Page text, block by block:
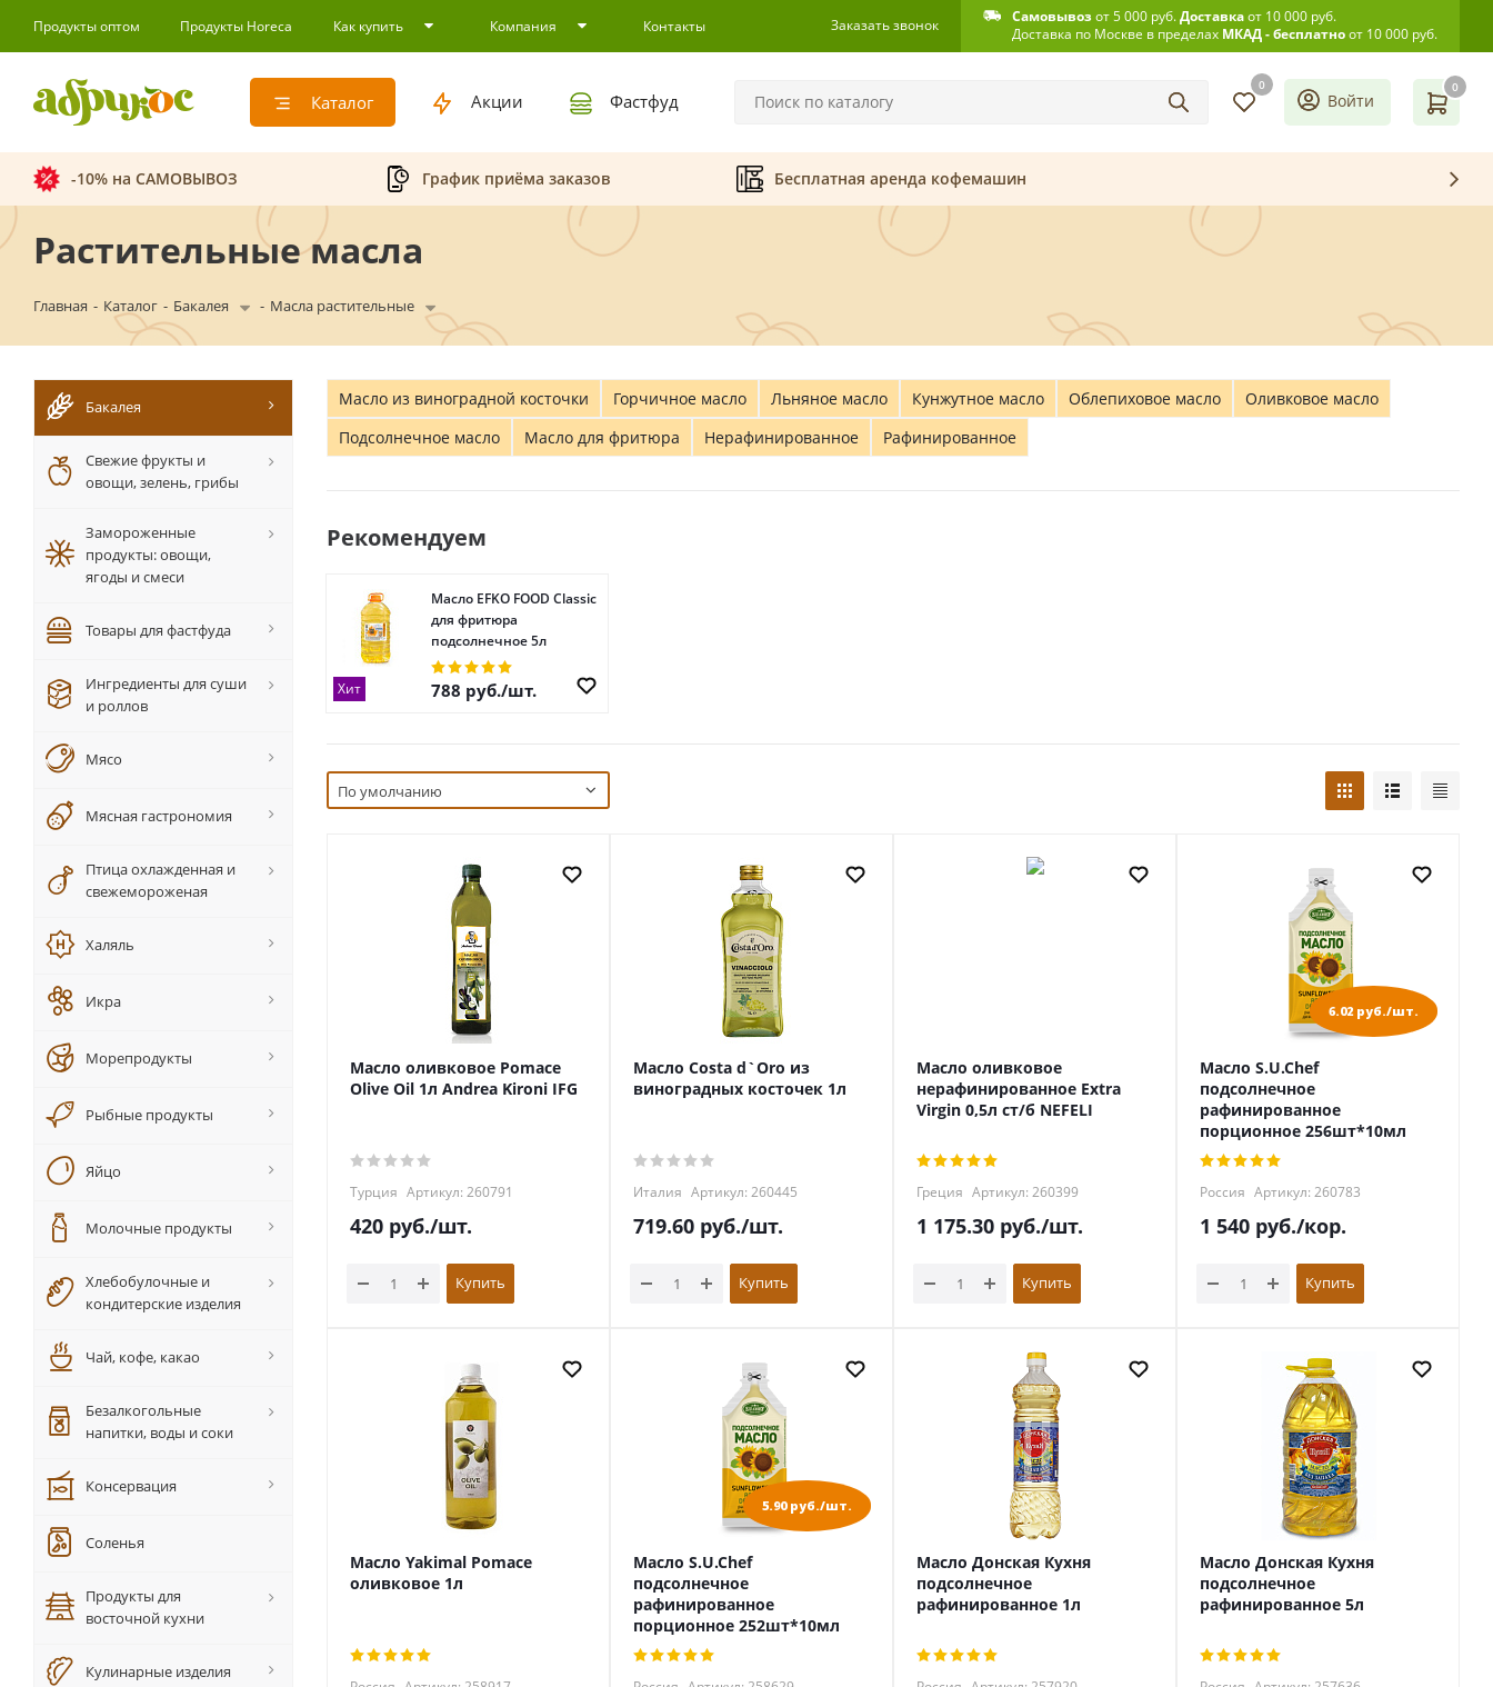
Продукты оптом Продукты Horeca Как купить Компания Контакты Заказать звонок Самовывозот 5 000 руб.Доставкаот 10 000 руб.
Доставка по Москве в пределах МКАД - бесплатноот 10 000 руб.
Каталог Акции Фастфуд
0 0
Войти
-10% на САМОВЫВОЗ График приёма заказов Бесплатная аренда кофемашин
Растительные масла
Главная - Каталог - Бакалея - Масла растительные
Масло из виноградной косточки Горчичное масло Льняное масло Кунжутное масло Облепиховое масло
Оливковое масло
Подсолнечное масло
Масло для фритюра Нерафинированное Рафинированное
Рекомендуем
Хит
Масло EFKO FOOD Classic
для фритюра
подсолнечное 5л
788 руб./шт.
По умолчанию
Масло оливковое Pomace
Olive Oil 1л Andrea Kironi IFG
Турция Артикул: 260791
420 руб./шт.
Купить
Масло Costa d`Oro из
виноградных косточек 1л
Италия Артикул: 260445
719.60 руб./шт.
Купить
Масло оливковое
нерафинированное Extra
Virgin 0,5л cт/б NEFELI
Греция Артикул: 260399
1 175.30 руб./шт.
Купить
6.02 руб./шт.
Масло S.U.Chef
подсолнечное
рафинированное
порционное 256шт*10мл
Россия Артикул: 260783
1 540 руб./кор.
Купить
Масло Yakimal Pomace
оливковое 1л
5.90 руб./шт.
Масло S.U.Chef
подсолнечное
рафинированное
порционное 252шт*10мл
Масло Донская Кухня
подсолнечное
рафинированное 1л
Масло Донская Кухня
подсолнечное
рафинированное 5л
Бакалея
Свежие фрукты и
овощи, зелень, грибы
Замороженные
продукты: овощи,
ягоды и смеси
Товары для фастфуда
Ингредиенты для суши
и роллов
Мясо
Мясная гастрономия
Птица охлажденная и
свежемороженая
Халяль
Икра
Морепродукты
Рыбные продукты
Яйцо
Молочные продукты
Хлебобулочные и
кондитерские изделия
Чай, кофе, какао
Безалкогольные
напитки, воды и соки
Консервация
Соленья
Продукты для
восточной кухни
Кулинарные изделия